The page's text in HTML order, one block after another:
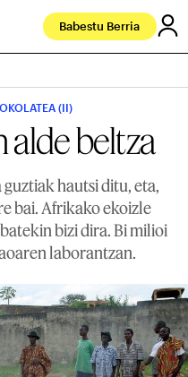
Babestu Berria
(II)
alde beltza
hautsi ditu, eta,
bai. Afrikako ekoizle
bizi dira. Bi milioi
laborantzan.